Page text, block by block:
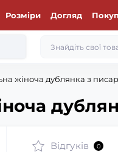
Розміри Догляд
жіноча дублянка з
Відгуків 0